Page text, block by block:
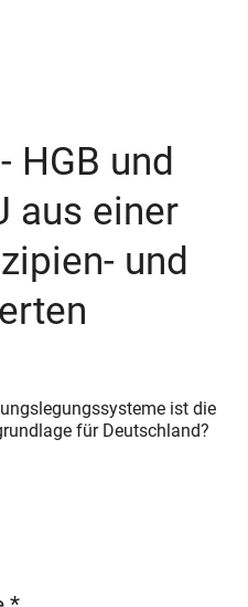
HGB und
aus einer
und
ist die
für Deutschland?